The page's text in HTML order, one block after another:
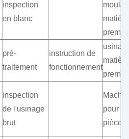
inspection
en blanc
pré-
traitement
instruction de
fonctionnement
inspection
de l'usinage
brut
pour
pièces